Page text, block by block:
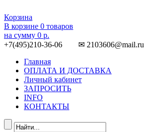
Корзина
В корзине 0 товаров
на сумму 0 р.
+7(495)210-36-06 ✉ 2103606@mail.ru
Главная
ОПЛАТА И ДОСТАВКА
Личный кабинет
ЗАПРОСИТЬ
INFO
КОНТАКТЫ